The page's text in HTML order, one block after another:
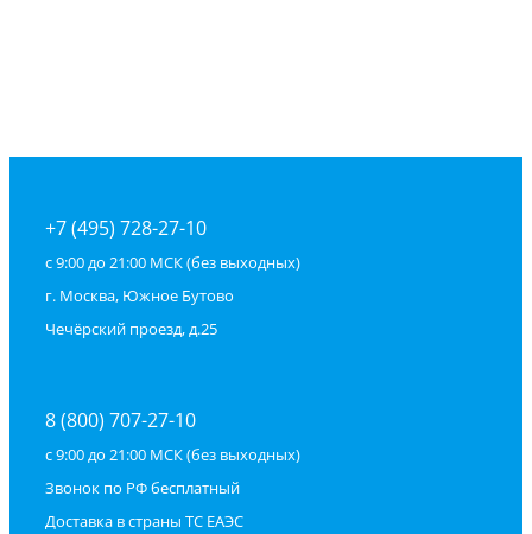
+7 (495) 728-27-10
с 9:00 до 21:00 МСК (без выходных)
г. Москва, Южное Бутово
Чечёрский проезд, д.25
8 (800) 707-27-10
с 9:00 до 21:00 МСК (без выходных)
Звонок по РФ бесплатный
Доставка в страны ТС ЕАЭС